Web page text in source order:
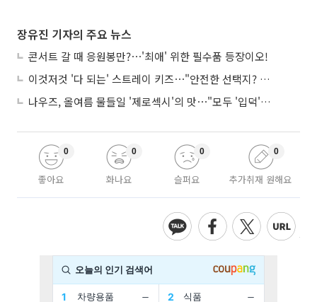
장유진 기자의 주요 뉴스
콘서트 갈 때 응원봉만?⋯'최애' 위한 필수품 등장이오!
이것저것 '다 되는' 스트레이 키즈⋯"안전한 선택지? 도전이 재밌죠"
나우즈, 올여름 물들일 '제로섹시'의 맛⋯"모두 '입덕'시킬 것"
좋아요
0
화나요
0
슬퍼요
0
추가취재 원해요
0